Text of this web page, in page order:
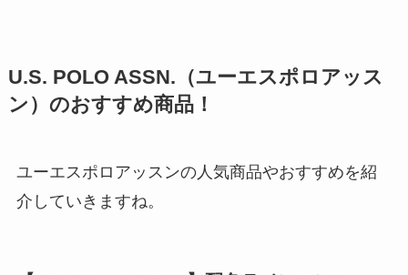
U.S. POLO ASSN.（ユーエスポロアッス
ン）のおすすめ商品！
ユーエスポロアッスンの人気商品やおすすめを紹
介していきますね。